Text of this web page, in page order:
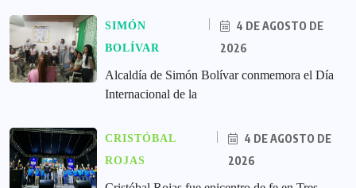
SIMÓN
BOLÍVAR
4 DE AGOSTO DE
2026
Alcaldía de Simón Bolívar conmemora el Día
Internacional de la
CRISTÓBAL
ROJAS
4 DE AGOSTO DE
2026